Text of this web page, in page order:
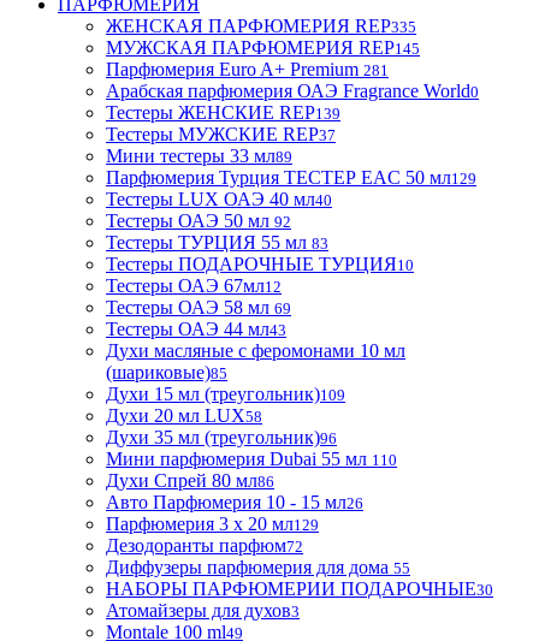
ПАРФЮМЕРИЯ
ЖЕНСКАЯ ПАРФЮМЕРИЯ REP335
МУЖСКАЯ ПАРФЮМЕРИЯ REP145
Парфюмерия Euro A+ Premium 281
Арабская парфюмерия ОАЭ Fragrance World0
Тестеры ЖЕНСКИЕ REP139
Тестеры МУЖСКИЕ REP37
Мини тестеры 33 мл89
Парфюмерия Турция ТЕСТЕР EAC 50 мл129
Тестеры LUX ОАЭ 40 мл40
Тестеры ОАЭ 50 мл 92
Тестеры ТУРЦИЯ 55 мл 83
Тестеры ПОДАРОЧНЫЕ ТУРЦИЯ10
Тестеры ОАЭ 67мл12
Тестеры ОАЭ 58 мл 69
Тестеры ОАЭ 44 мл43
Духи масляные с феромонами 10 мл
(шариковые)85
Духи 15 мл (треугольник)109
Духи 20 мл LUX58
Духи 35 мл (треугольник)96
Мини парфюмерия Dubai 55 мл 110
Духи Спрей 80 мл86
Авто Парфюмерия 10 - 15 мл26
Парфюмерия 3 х 20 мл129
Дезодоранты парфюм72
Диффузеры парфюмерия для дома 55
НАБОРЫ ПАРФЮМЕРИИ ПОДАРОЧНЫЕ30
Атомайзеры для духов3
Montale 100 ml49